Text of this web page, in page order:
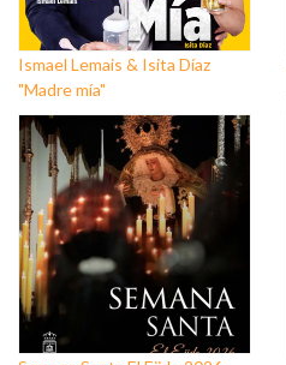
Ismael Lemais & Isita Díaz
"Madre mía"